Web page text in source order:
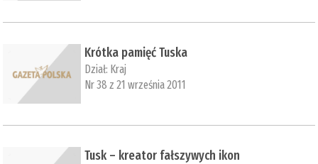
Krótka pamięć Tuska
Dział: Kraj
Nr 38 z 21 września 2011
Tusk – kreator fałszywych ikon